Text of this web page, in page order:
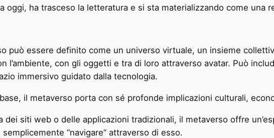
oggi, ha trasceso la letteratura e si sta materializzando come una
può essere definito come un universo virtuale, un insieme
l’ambiente, con gli oggetti e tra di loro attraverso avatar. Può
immersivo guidato dalla tecnologia.
il metaverso porta con sé profonde implicazioni culturali,
dei siti web o delle applicazioni tradizionali, il metaverso offre
“navigare” attraverso di esso.